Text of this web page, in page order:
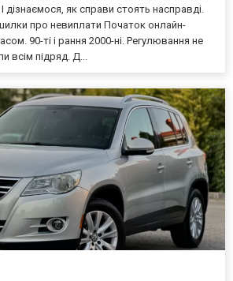
дізнаємося, як справи стоять насправді.
про невиплати Початок онлайн-
90-ті і рання 2000-ні. Регулювання не
всім підряд. Д...